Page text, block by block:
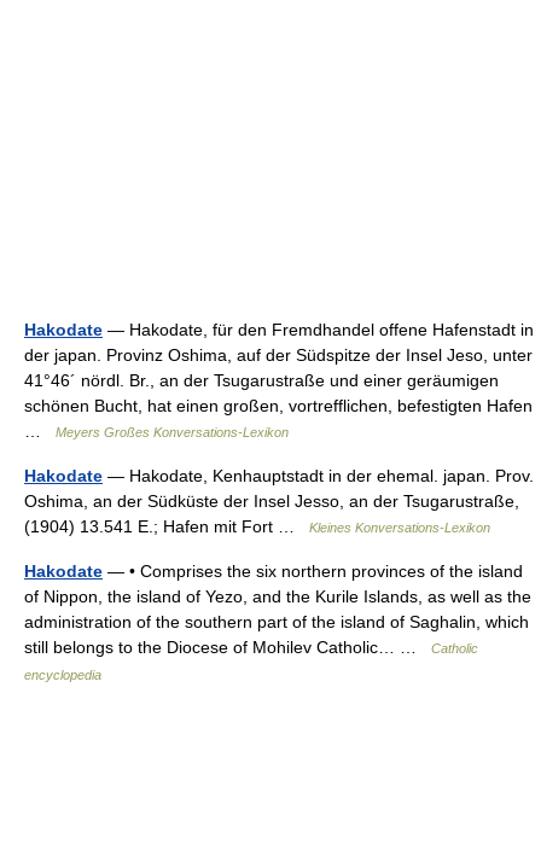
Hakodate — Hakodate, für den Fremdhandel offene Hafenstadt in
der japan. Provinz Oshima, auf der Südspitze der Insel Jeso, unter
41°46´ nördl. Br., an der Tsugarustraße und einer geräumigen
schönen Bucht, hat einen großen, vortrefflichen, befestigten Hafen
Meyers Großes Konversations-Lexikon
Hakodate — Hakodate, Kenhauptstadt in der ehemal. japan. Prov.
Oshima, an der Südküste der Insel Jesso, an der Tsugarustraße,
(1904) 13.541 E.; Hafen mit Fort …
Kleines Konversations-Lexikon
Hakodate — • Comprises the six northern provinces of the island
of Nippon, the island of Yezo, and the Kurile Islands, as well as the
administration of the southern part of the island of Saghalin, which
still belongs to the Diocese of Mohilev Catholic… …
Catholic
encyclopedia